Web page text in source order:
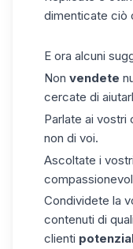
dimenticate ciò
E ora alcuni
Non vendete
cercate di
Parlate ai vostri
non di voi.
Ascoltate i vostri
Condividete la
contenuti di
clienti